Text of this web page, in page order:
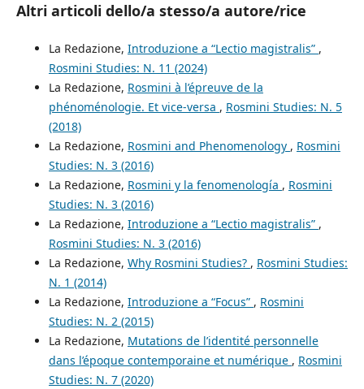
Altri articoli dello/a stesso/a autore/rice
La Redazione, Introduzione a “Lectio magistralis” ,
Rosmini Studies: N. 11 (2024)
La Redazione, Rosmini à l’épreuve de la
phénoménologie. Et vice-versa , Rosmini Studies: N. 5
(2018)
La Redazione, Rosmini and Phenomenology , Rosmini
Studies: N. 3 (2016)
La Redazione, Rosmini y la fenomenología , Rosmini
Studies: N. 3 (2016)
La Redazione, Introduzione a “Lectio magistralis” ,
Rosmini Studies: N. 3 (2016)
La Redazione, Why Rosmini Studies? , Rosmini Studies:
N. 1 (2014)
La Redazione, Introduzione a “Focus” , Rosmini
Studies: N. 2 (2015)
La Redazione, Mutations de l’identité personnelle
dans l’époque contemporaine et numérique , Rosmini
Studies: N. 7 (2020)